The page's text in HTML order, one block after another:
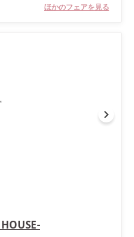
ほかのフェアを見る